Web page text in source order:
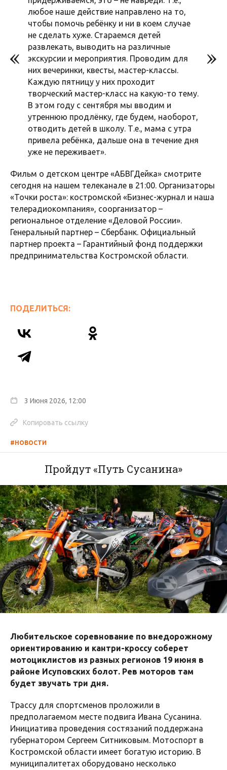
любое наше действие направлено на то,
чтобы помочь ребёнку и ни в коем случае
не сделать хуже. Стараемся детей
развлекать, выводить на различные
экскурсии и мероприятия. Проводим для
них вечеринки, квесты, мастер-классы.
Каждую пятницу у них проходит
творческий мастер-класс на какую-то тему.
В этом году с сентября мы вводим и
утреннюю продлёнку, где будем, наоборот,
отводить детей в школу. Т.е., мама с утра
привела ребёнка, дальше она в течение дня
уже не переживает».
Фильм о детском центре «АБВГДейка» смотрите
сегодня на нашем телеканале в 21:00. Организаторы
«Точки роста»: костромской «Бизнес-журнал и наша
телерадиокомпания», соорганизатор –
региональное отделение «Деловой России».
Генеральный партнер – Сбербанк. Официальный
партнер проекта – Гарантийный фонд поддержки
предпринимательства Костромской области.
ПОДЕЛИТЬСЯ:
3 Июня 2026, 12:00
Копировать ссылку
#НОВОСТИ
Пройдут «Путь Сусанина»
Любительское соревнование по внедорожному
ориентированию и кантри-кроссу соберет
мотоциклистов из разных регионов 19 июня в
районе Исуповских болот. Рев моторов там
будет звучать три дня.
Трассу для спортсменов проложили в
предполагаемом месте подвига Ивана Сусанина.
Инициатива проведения состязаний поддержана
губернатором Сергеем Ситниковым. Мотоспорт в
Костромской области имеет богатую историю. В
муниципалитетах оборудовано несколько